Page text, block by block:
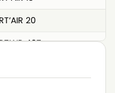
20
40T
10